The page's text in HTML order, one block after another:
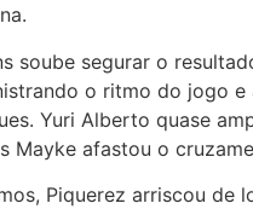
soube segurar o
o ritmo do jogo e
Yuri Alberto quase
Mayke afastou o
Piquerez arriscou de